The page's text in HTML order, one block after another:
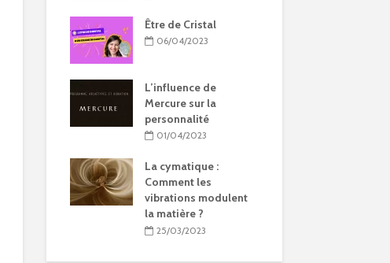
Être de Cristal
06/04/2023
L’influence de
Mercure sur la
personnalité
01/04/2023
La cymatique :
Comment les
vibrations modulent
la matière ?
25/03/2023